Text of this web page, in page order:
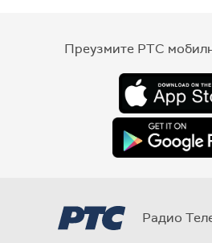
Преузмите РТС
Радио